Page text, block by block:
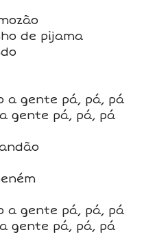
de pijama
a gente pá, pá, pá
gente pá, pá, pá
a gente pá, pá, pá
gente pá, pá, pá